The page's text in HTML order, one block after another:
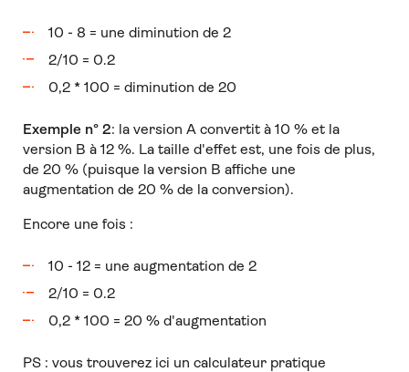
10 - 8 = une diminution de 2
2/10 = 0.2
0,2 * 100 = diminution de 20
Exemple n° 2: la version A convertit à 10 % et la
version B à 12 %. La taille d'effet est, une fois de plus,
de 20 % (puisque la version B affiche une
augmentation de 20 % de la conversion).
Encore une fois :
10 - 12 = une augmentation de 2
2/10 = 0.2
0,2 * 100 = 20 % d'augmentation
PS : vous trouverez ici un calculateur pratique